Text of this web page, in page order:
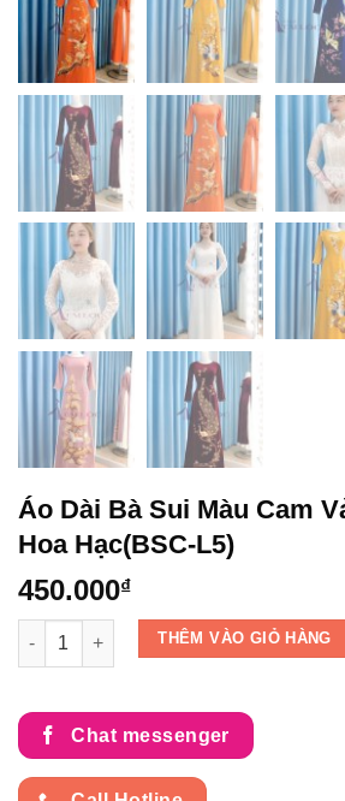
Áo Dài Bà Sui Màu Cam
Hoa Hạc(BSC-L5)
450.000₫
Áo Dài Bà Sui Màu Cam Vải Lụa Thêu
THÊM VÀO GIỎ HÀNG
Chat messenger